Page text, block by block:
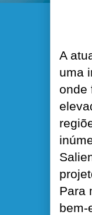
A
uma
onde
Para
bem-